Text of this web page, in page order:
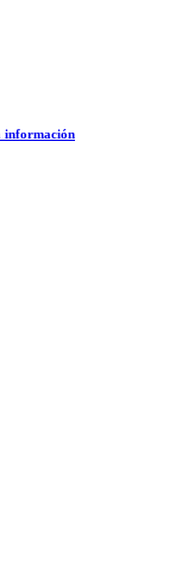
información